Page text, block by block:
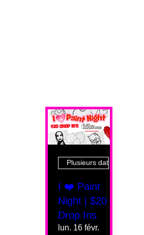
Plusieurs dates
I ❤️ Paint
Night | $20
Drop Ins
lun. 16 févr.